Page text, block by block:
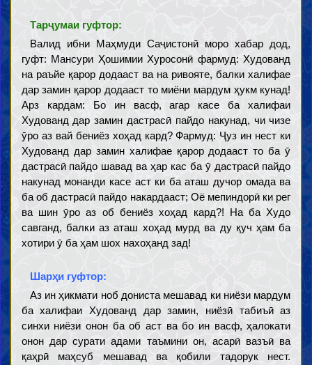
Тарҷумаи гуфтор:
Валид ибни Маҳмуди Саҷистонӣ моро хабар дод,
гуфт: Мансури Ҳошимии Хуросонӣ фармуд: Худованд
на раъйе қарор додааст ва на ривояте, балки халифае
дар замин қарор додааст то миёни мардум ҳукм кунад!
Арз кардам: Бо ин васф, агар касе ба халифаи
Худованд дар замин дастрасӣ пайдо накунад, чи чизе
ӯро аз вай бениёз хоҳад кард? Фармуд: Ҷуз ин нест ки
Худованд дар замин халифае қарор додааст то ба ӯ
дастрасӣ пайдо шавад ва ҳар кас ба ӯ дастрасӣ пайдо
накунад монанди касе аст ки ба аташ дучор омада ва
ба об дастрасӣ пайдо накардааст; Оё мепиндорӣ ки рег
ва шин ӯро аз об бениёз хоҳад кард?! На ба Худо
савганд, балки аз аташ хоҳад мурд ва ду қуч ҳам ба
хотири ӯ ба ҳам шох нахоҳанд зад!
Шарҳи гуфтор:
Аз ин ҳикмати ноб дониста мешавад ки ниёзи мардум
ба халифаи Худованд дар замин, ниёзӣ табиъӣ аз
синхи ниёзи онон ба об аст ва бо ин васф, ҳалокати
онон дар сурати адами таъмини он, асарӣ вазъӣ ва
қаҳрӣ маҳсуб мешавад ва қобили тадорук нест.